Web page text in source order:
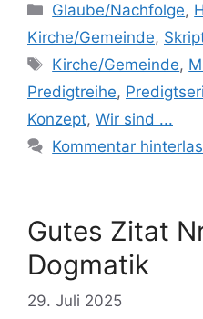
Kategorien
Glaube/Nachfolge,
Kirche/Gemeinde,
Schlagwörter
Kirche/Gemeinde,
Predigtreihe,
Konzept, Wir sind ...
Kommentar
Gutes Zitat
Dogmatik
29. Juli 2025